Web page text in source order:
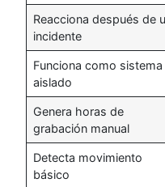
Reacciona después de
incidente
Funciona como sistema
aislado
Genera horas de
grabación manual
Detecta movimiento
básico